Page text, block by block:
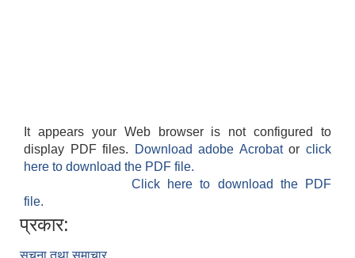
It appears your Web browser is not configured to
display PDF files.
Download adobe Acrobatorclick
here to download the PDF file.
Click here to download the PDF
file.
प्रकार: